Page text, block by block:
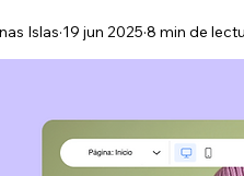
Islas 19 jun 2025 8 min de